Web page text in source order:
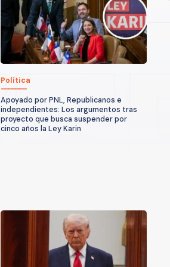
Política
Apoyado por PNL, Republicanos e
independientes: Los argumentos tras
proyecto que busca suspender por
cinco años la Ley Karin